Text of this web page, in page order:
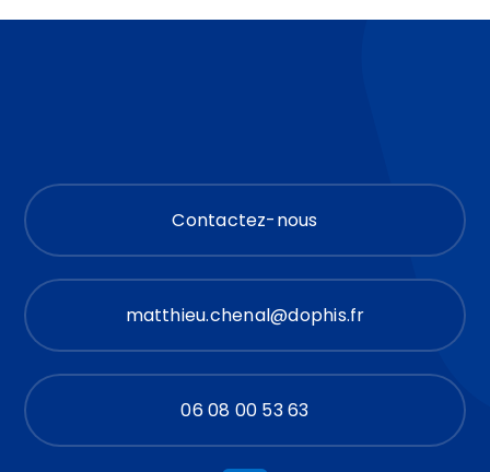
Contactez-nous
matthieu.chenal@dophis.fr
06 08 00 53 63